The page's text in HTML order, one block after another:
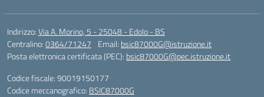
Indirizzo:Via A. Morino, 5 - 25048 - Edolo - BS
Centralino:0364/71247 Email: bsic87000G@istruzione.it
Posta elettronica certificata (PEC): bsic87000G@pec.istruzione.it
Codice fiscale: 90019150177
Codice meccanografico: BSIC87000G